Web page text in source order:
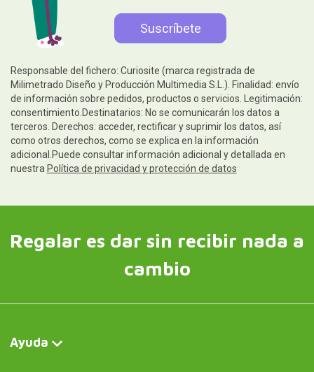
Responsable del fichero: Curiosite (marca registrada de
Milimetrado Diseño y Producción Multimedia S.L.). Finalidad: envío
de información sobre pedidos, productos o servicios. Legitimación:
consentimiento.Destinatarios: No se comunicarán los datos a
terceros. Derechos: acceder, rectificar y suprimir los datos, así
como otros derechos, como se explica en la información
adicional.Puede consultar información adicional y detallada en
nuestra Política de privacidad y protección de datos
Regalar es dar sin recibir nada a
cambio
Ayuda